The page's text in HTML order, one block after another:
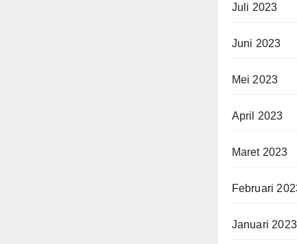
Juli 2023
Juni 2023
Mei 2023
April 2023
Maret 2023
Februari
Januari 2023